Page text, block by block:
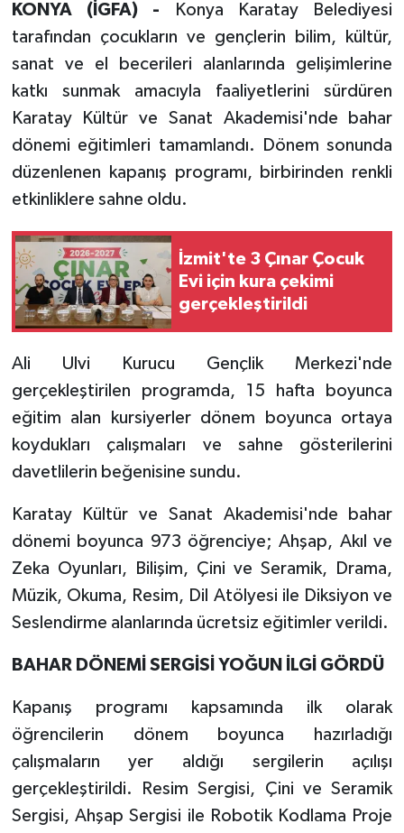
KONYA (İGFA) -
Konya Karatay Belediyesi
tarafından çocukların ve gençlerin bilim, kültür,
sanat ve el becerileri alanlarında gelişimlerine
katkı sunmak amacıyla faaliyetlerini sürdüren
Karatay Kültür ve Sanat Akademisi'nde bahar
dönemi eğitimleri tamamlandı. Dönem sonunda
düzenlenen kapanış programı, birbirinden renkli
etkinliklere sahne oldu.
İzmit'te 3 Çınar Çocuk
Evi için kura çekimi
gerçekleştirildi
Ali Ulvi Kurucu Gençlik Merkezi'nde
gerçekleştirilen programda, 15 hafta boyunca
eğitim alan kursiyerler dönem boyunca ortaya
koydukları çalışmaları ve sahne gösterilerini
davetlilerin beğenisine sundu.
Karatay Kültür ve Sanat Akademisi'nde bahar
dönemi boyunca 973 öğrenciye; Ahşap, Akıl ve
Zeka Oyunları, Bilişim, Çini ve Seramik, Drama,
Müzik, Okuma, Resim, Dil Atölyesi ile Diksiyon ve
Seslendirme alanlarında ücretsiz eğitimler verildi.
BAHAR DÖNEMİ SERGİSİ YOĞUN İLGİ GÖRDÜ
Kapanış programı kapsamında ilk olarak
öğrencilerin dönem boyunca hazırladığı
çalışmaların yer aldığı sergilerin açılışı
gerçekleştirildi. Resim Sergisi, Çini ve Seramik
Sergisi, Ahşap Sergisi ile Robotik Kodlama Proje